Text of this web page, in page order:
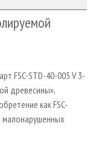
FSC-STD-40-005 V 3-
древесины»,
как FSC-
малонарушенных